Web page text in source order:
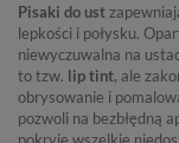
Pisaki do ust
lepkości i połysku.
niewyczuwalna na
to tzw. lip tint, ale
obrysowanie i
pozwoli na bezbłędną
pokryje wszelkie